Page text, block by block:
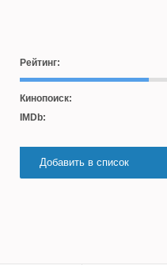
Рейтинг:
Кинопоиск:
IMDb:
Добавить в список